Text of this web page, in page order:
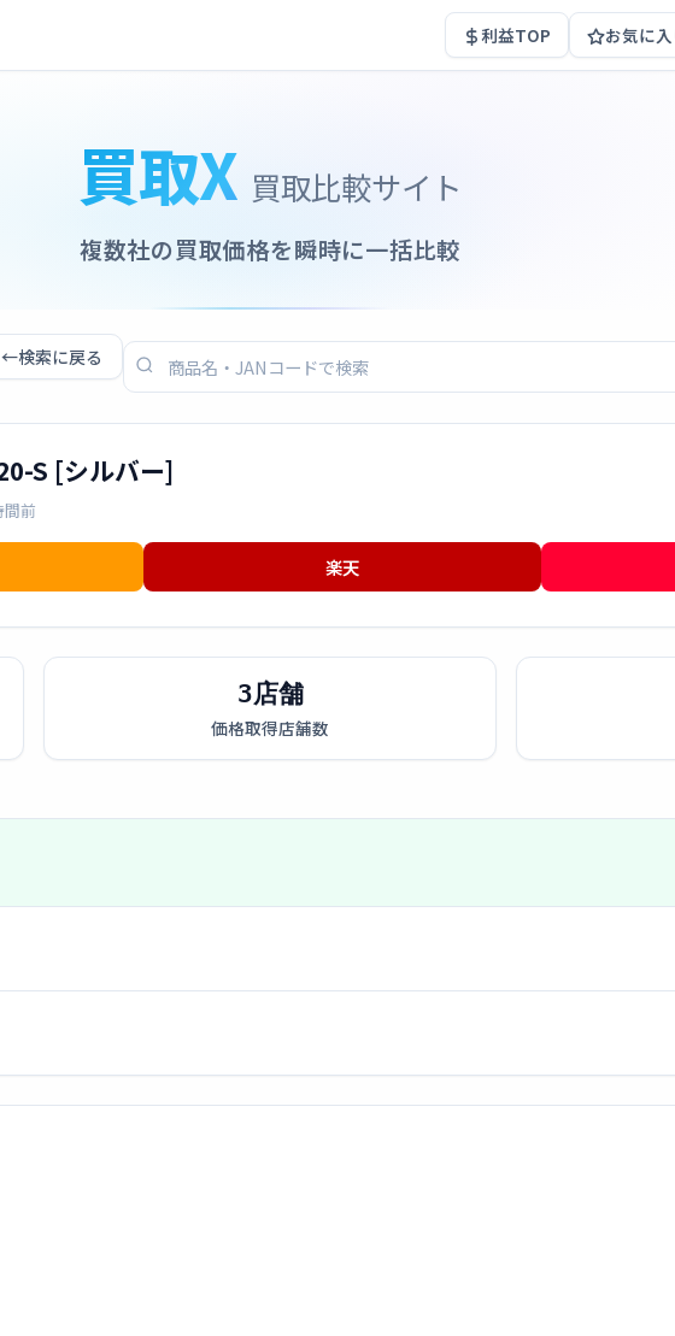
利益TOP お気に入
買取X 買取比較サイト
複数社の買取価格を瞬時に一括比較
←検索に戻る
S [シルバー]
間前
楽天
3店舗
価格取得店舗数